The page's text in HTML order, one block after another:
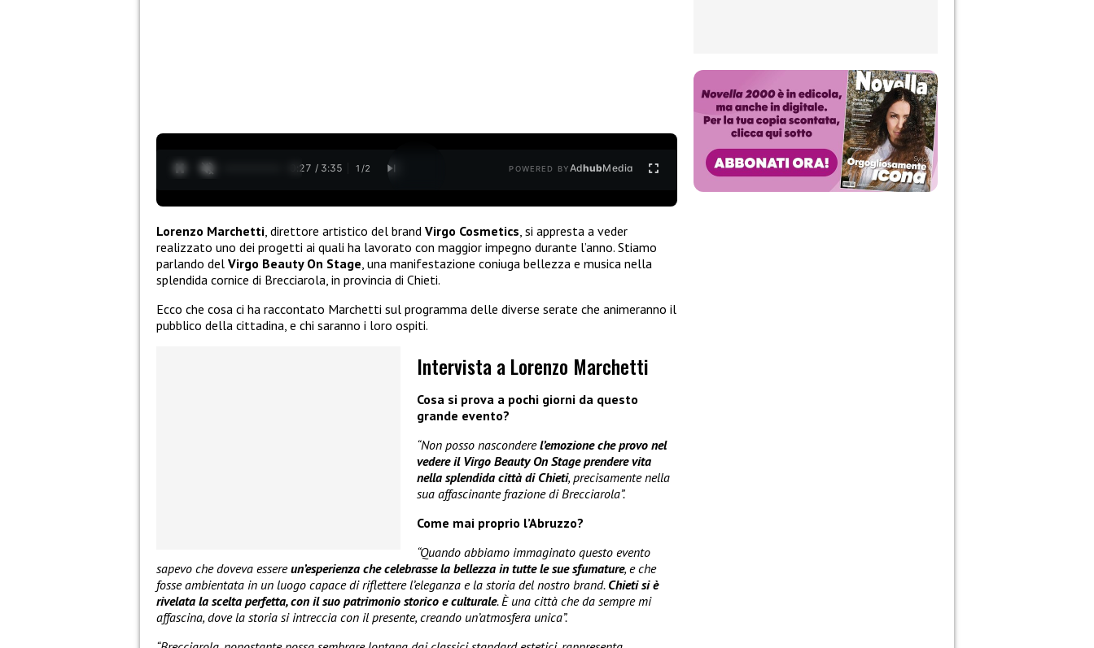
0:28 / 3:35 1 /2 POWERED BYAdhubMedia
Lorenzo Marchetti , direttore artistico del brand Virgo Cosmetics , si appresta a veder
realizzato uno dei progetti ai quali ha lavorato con maggior impegno durante l’anno. Stiamo
parlando del Virgo Beauty On Stage , una manifestazione coniuga bellezza e musica nella
splendida cornice di Brecciarola, in provincia di Chieti.
Ecco che cosa ci ha raccontato Marchetti sul programma delle diverse serate che animeranno il
pubblico della cittadina, e chi saranno i loro ospiti.
Intervista a Lorenzo Marchetti
Cosa si prova a pochi giorni da questo
grande evento?
“Non posso nasconderel’emozione che provo nel
vedere il Virgo Beauty On Stage prendere vita
nella splendida città di Chieti, precisamente nella
sua affascinante frazione di Brecciarola”.
Come mai proprio l’Abruzzo?
“Quando abbiamo immaginato questo evento
sapevo che doveva essereun’esperienza che celebrasse la bellezza in tutte le sue sfumature, e che
fosse ambientata in un luogo capace di riflettere l’eleganza e la storia del nostro brand. Chieti si è
rivelata la scelta perfetta, con il suo patrimonio storico e culturale. È una città che da sempre mi
affascina, dove la storia si intreccia con il presente, creando un’atmosfera unica”.